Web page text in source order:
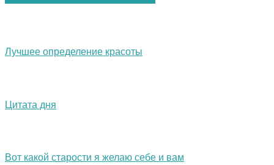
Лучшее определение красоты
Цитата дня
Вот какой старости я желаю себе и вам